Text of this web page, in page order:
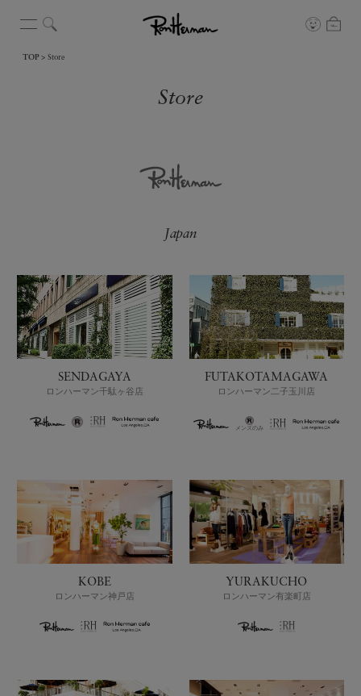
TOP Store
Store
Japan
SENDAGAYA
ロンハーマン千駄ヶ谷店
FUTAKOTAMAGAWA
ロンハーマン二子玉川店
メンズのみ
KOBE
ロンハーマン神戸店
YURAKUCHO
ロンハーマン有楽町店